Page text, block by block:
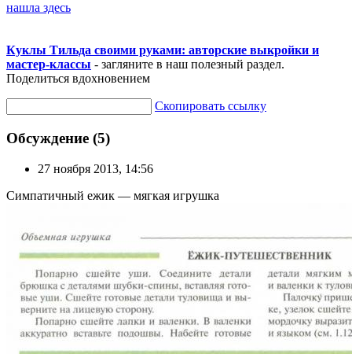
нашла здесь
Куклы Тильда своими руками: авторские выкройки и
мастер-классы - загляните в наш полезный раздел.
Поделиться вдохновением
Скопировать ссылку
Обсуждение (5)
27 ноября 2013, 14:56
Симпатичный ежик — мягкая игрушка